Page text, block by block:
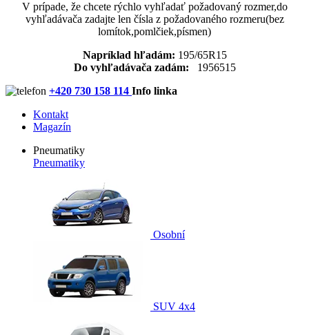
V prípade, že chcete rýchlo vyhľadať požadovaný rozmer,do
vyhľadávača zadajte len čísla z požadovaného rozmeru(bez
lomítok,pomlčiek,písmen)
Napríklad hľadám: 195/65R15
Do vyhľadávača zadám: 1956515
+420 730 158 114 Info linka
Kontakt
Magazín
Pneumatiky
Pneumatiky
Osobní
SUV 4x4